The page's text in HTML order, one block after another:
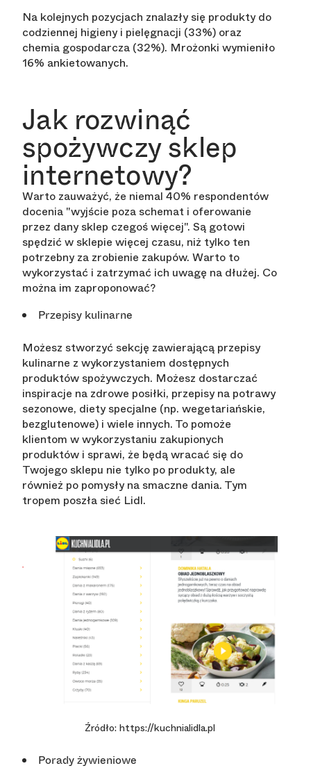
Na kolejnych pozycjach znalazły się produkty do
codziennej higieny i pielęgnacji (33%) oraz
chemia gospodarcza (32%). Mrożonki wymieniło
16% ankietowanych.
Jak rozwinąć
spożywczy sklep
internetowy?
Warto zauważyć, że niemal 40% respondentów
docenia "wyjście poza schemat i oferowanie
przez dany sklep czegoś więcej". Są gotowi
spędzić w sklepie więcej czasu, niż tylko ten
potrzebny za zrobienie zakupów. Warto to
wykorzystać i zatrzymać ich uwagę na dłużej. Co
można im zaproponować?
Przepisy kulinarne
Możesz stworzyć sekcję zawierającą przepisy
kulinarne z wykorzystaniem dostępnych
produktów spożywczych. Możesz dostarczać
inspiracje na zdrowe posiłki, przepisy na potrawy
sezonowe, diety specjalne (np. wegetariańskie,
bezglutenowe) i wiele innych. To pomoże
klientom w wykorzystaniu zakupionych
produktów i sprawi, że będą wracać się do
Twojego sklepu nie tylko po produkty, ale
również po pomysły na smaczne dania. Tym
tropem poszła sieć Lidl.
Źródło: https://kuchnialidla.pl
Porady żywieniowe